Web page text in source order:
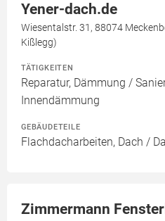
Yener-dach.de
Wiesentalstr. 31, 88074
Kißlegg)
TÄTIGKEITEN
Reparatur, Dämmung /
Innendämmung
GEBÄUDETEILE
Flachdacharbeiten, Dach /
Zimmermann